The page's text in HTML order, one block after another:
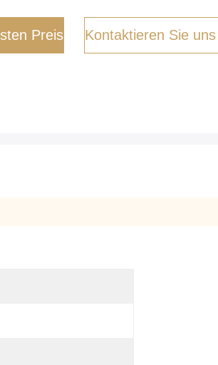
Preis Kontaktieren Sie